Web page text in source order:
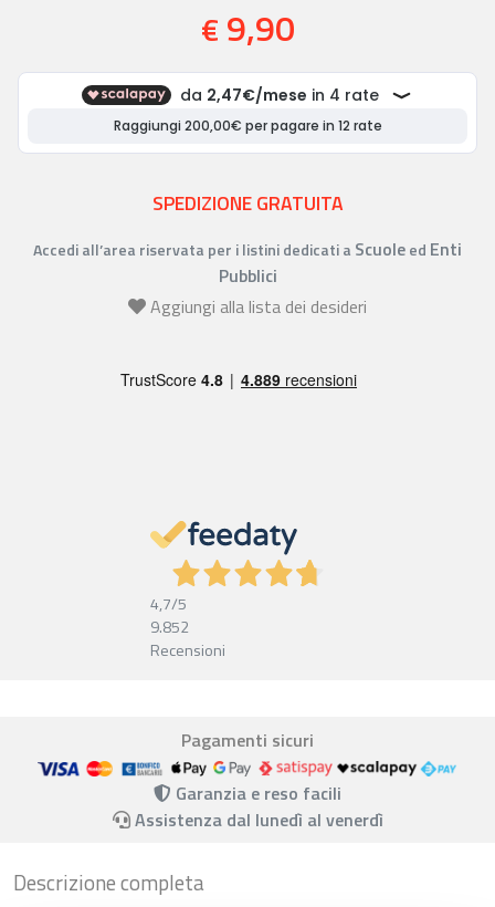
€ 9,90
SPEDIZIONE GRATUITA
Accedi all’area riservata per i listini dedicati a Scuoleed Enti
Pubblici
Aggiungi alla lista dei desideri
4,7/5
9.852
Recensioni
Pagamenti sicuri
Garanzia e reso facili
Assistenza dal lunedì al venerdì
Descrizione completa